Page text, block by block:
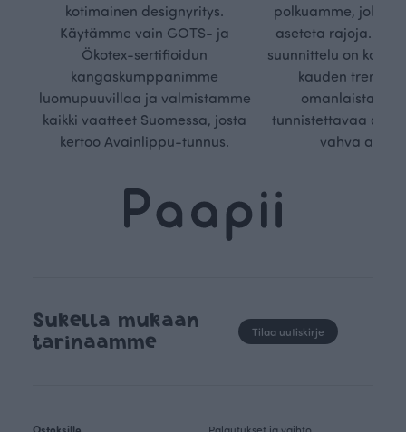
kotimainen designyritys.
Käytämme vain GOTS- ja
Ökotex-sertifioidun
kangaskumppanimme
luomupuuvillaa ja valmistamme
kaikki vaatteet Suomessa, josta
kertoo Avainlippu-tunnus.
polkuamme, jolla
aseteta rajoja.
suunnittelu on
kauden
omanlaista,
tunnistettavaa
vahva
Sukella mukaan
tarinaamme
Tilaa uutiskirje